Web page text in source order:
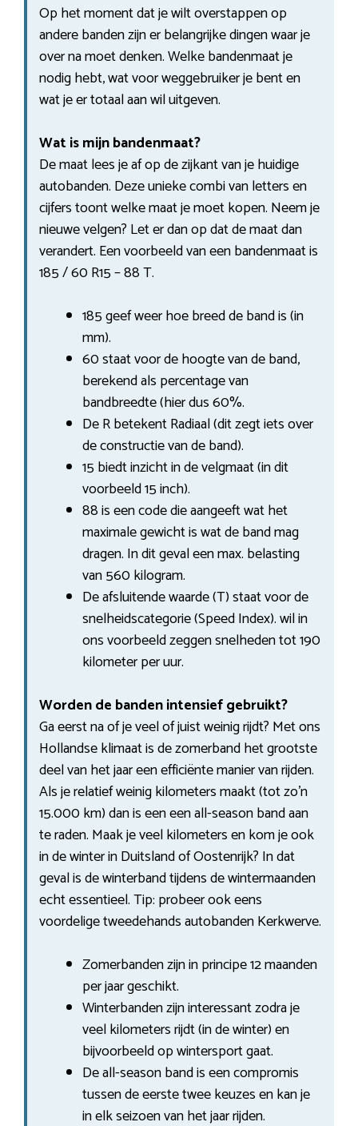
Op het moment dat je wilt overstappen op
andere banden zijn er belangrijke dingen waar je
over na moet denken. Welke bandenmaat je
nodig hebt, wat voor weggebruiker je bent en
wat je er totaal aan wil uitgeven.
Wat is mijn bandenmaat?
De maat lees je af op de zijkant van je huidige
autobanden. Deze unieke combi van letters en
cijfers toont welke maat je moet kopen. Neem je
nieuwe velgen? Let er dan op dat de maat dan
verandert. Een voorbeeld van een bandenmaat is
185 / 60 R15 – 88 T.
185 geef weer hoe breed de band is (in
mm).
60 staat voor de hoogte van de band,
berekend als percentage van
bandbreedte (hier dus 60%.
De R betekent Radiaal (dit zegt iets over
de constructie van de band).
15 biedt inzicht in de velgmaat (in dit
voorbeeld 15 inch).
88 is een code die aangeeft wat het
maximale gewicht is wat de band mag
dragen. In dit geval een max. belasting
van 560 kilogram.
De afsluitende waarde (T) staat voor de
snelheidscategorie (Speed Index). wil in
ons voorbeeld zeggen snelheden tot 190
kilometer per uur.
Worden de banden intensief gebruikt?
Ga eerst na of je veel of juist weinig rijdt? Met ons
Hollandse klimaat is de zomerband het grootste
deel van het jaar een efficiënte manier van rijden.
Als je relatief weinig kilometers maakt (tot zo’n
15.000 km) dan is een een all-season band aan
te raden. Maak je veel kilometers en kom je ook
in de winter in Duitsland of Oostenrijk? In dat
geval is de winterband tijdens de wintermaanden
echt essentieel. Tip: probeer ook eens
voordelige tweedehands autobanden Kerkwerve.
Zomerbanden zijn in principe 12 maanden
per jaar geschikt.
Winterbanden zijn interessant zodra je
veel kilometers rijdt (in de winter) en
bijvoorbeeld op wintersport gaat.
De all-season band is een compromis
tussen de eerste twee keuzes en kan je
in elk seizoen van het jaar rijden.